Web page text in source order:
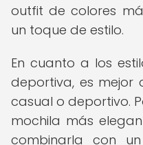
outfit de colores
un toque de estilo.
En cuanto a los
deportiva, es mejor
casual o deportivo.
mochila más
combinarla con